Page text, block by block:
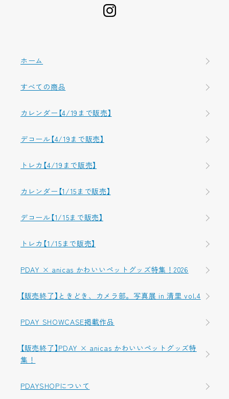
ホーム
すべての商品
カレンダー【4/19まで販売】
デコール【4/19まで販売】
トレカ【4/19まで販売】
カレンダー【1/15まで販売】
デコール【1/15まで販売】
トレカ【1/15まで販売】
PDAY × anicas かわいいペットグッズ特集！2026
【販売終了】ときどき、カメラ部。写真展 in 清里 vol.4
PDAY SHOWCASE掲載作品
【販売終了】PDAY × anicas かわいいペットグッズ特
集！
PDAYSHOPについて